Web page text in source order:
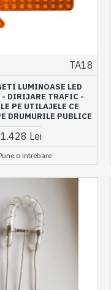
TA18
LUMINOASE LED
- DIRIJARE TRAFIC -
PE UTILAJELE CE
DRUMURILE PUBLICE
1.428 Lei
o intrebare